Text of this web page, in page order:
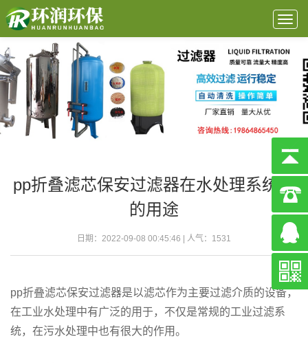
pp折叠滤芯保安过滤器在水处理系统中
的用途
日期：2022-09-08 00:45:46 | 人气： 1531
pp折叠滤芯保安过滤器是以滤芯作为主要过滤介质的设备，
在工业水处理中有广泛的用于，不仅是常规的工业过滤系
统，在污水处理中也有很大的作用。